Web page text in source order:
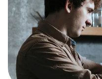
Para o Trabalhador
Tudo para facilitar a
Imprensa
VR na Imprensa